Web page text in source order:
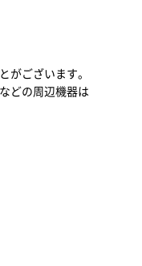
ございます。
どの周辺機器は